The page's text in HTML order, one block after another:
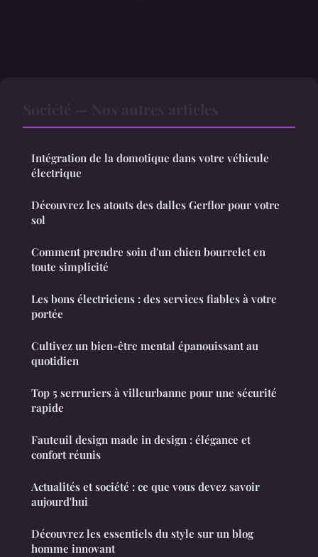
Intégration de la domotique dans votre véhicule
électrique
Découvrez les atouts des dalles Gerflor pour votre
sol
Comment prendre soin d'un chien bourrelet en
toute simplicité
Les bons électriciens : des services fiables à votre
portée
Cultivez un bien-être mental épanouissant au
quotidien
Top 5 serruriers à villeurbanne pour une sécurité
rapide
Fauteuil design made in design : élégance et
confort réunis
Actualités et société : ce que vous devez savoir
aujourd'hui
Découvrez les essentiels du style sur un blog
homme innovant